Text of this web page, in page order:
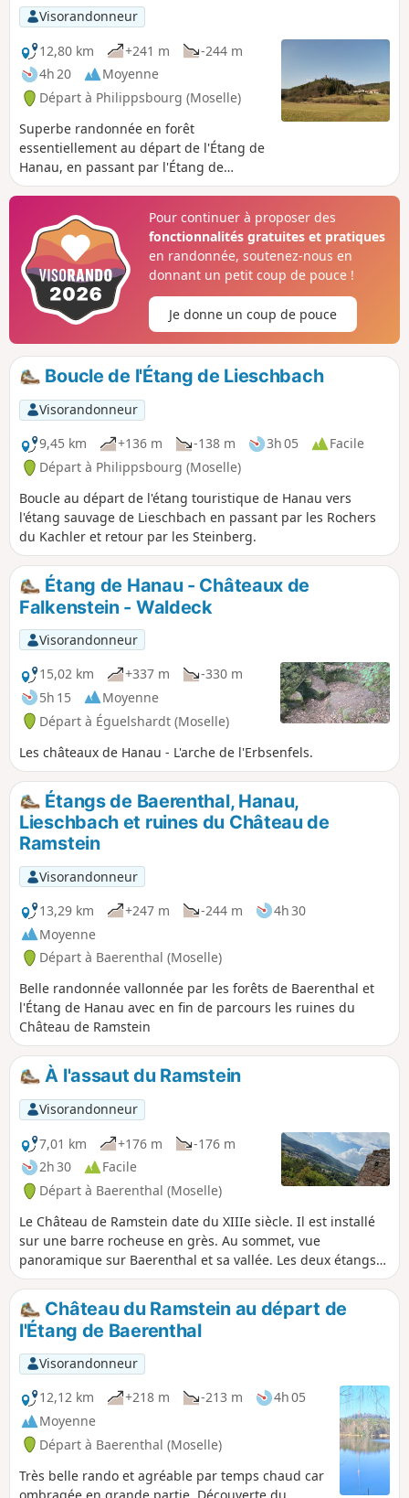
Visorandonneur
12,80 km
+241 m
-244 m
4h 20
Moyenne
Départ à Philippsbourg (Moselle)
Superbe randonnée en forêt
essentiellement au départ de l'Étang de
Hanau, en passant par l'Étang de
Lieschbach, le Château du Falkenstein,
Pour continuer à proposer des
fonctionnalités gratuites et pratiques
en randonnée, soutenez-nous en
donnant un petit coup de pouce !
Je donne un coup de pouce
Boucle de l'Étang de Lieschbach
Visorandonneur
9,45 km
+136 m -138 m 3h 05
Facile
Départ à Philippsbourg (Moselle)
Boucle au départ de l'étang touristique de Hanau vers
l'étang sauvage de Lieschbach en passant par les Rochers
du Kachler et retour par les Steinberg.
Étang de Hanau - Châteaux de
Falkenstein - Waldeck
Visorandonneur
15,02 km
+337 m
-330 m
5h 15
Moyenne
Départ à Éguelshardt (Moselle)
Les châteaux de Hanau - L'arche de l'Erbsenfels.
Étangs de Baerenthal, Hanau,
Lieschbach et ruines du Château de
Ramstein
Visorandonneur
13,29 km
+247 m -244 m
4h 30
Moyenne
Départ à Baerenthal (Moselle)
Belle randonnée vallonnée par les forêts de Baerenthal et
l'Étang de Hanau avec en fin de parcours les ruines du
Château de Ramstein
À l'assaut du Ramstein
Visorandonneur
7,01 km
+176 m
-176 m
2h 30
Facile
Départ à Baerenthal (Moselle)
Le Château de Ramstein date du XIIIe siècle. Il est installé
sur une barre rocheuse en grès. Au sommet, vue
panoramique sur Baerenthal et sa vallée. Les deux étangs
de Ramstein et de Baerenthal ne manquent pas de charme
et sont un lieu idéal pour une pause rafraichissante.
Château du Ramstein au départ de
l'Étang de Baerenthal
Visorandonneur
12,12 km
+218 m -213 m
4h 05
Moyenne
Départ à Baerenthal (Moselle)
Très belle rando et agréable par temps chaud car